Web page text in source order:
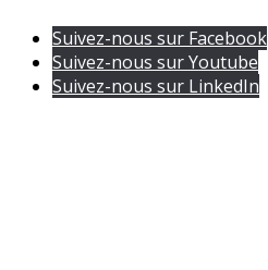
Suivez-nous sur Facebook
Suivez-nous sur Youtube
Suivez-nous sur LinkedIn